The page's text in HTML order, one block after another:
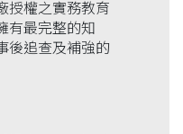
授權之實務教育
有最完整的知
後追查及補強的